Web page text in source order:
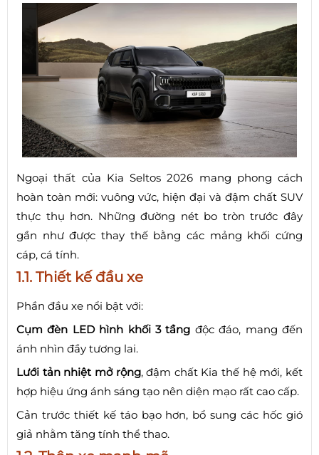
Ngoại thất của Kia Seltos 2026 mang phong cách
hoàn toàn mới: vuông vức, hiện đại và đậm chất SUV
thực thụ hơn. Những đường nét bo tròn trước đây
gần như được thay thế bằng các mảng khối cứng
cáp, cá tính.
1.1. Thiết kế đầu xe
Phần đầu xe nổi bật với:
Cụm đèn LED hình khối 3 tầng độc đáo, mang đến
ánh nhìn đầy tương lai.
Lưới tản nhiệt mở rộng, đậm chất Kia thế hệ mới, kết
hợp hiệu ứng ánh sáng tạo nên diện mạo rất cao cấp.
Cản trước thiết kế táo bạo hơn, bổ sung các hốc gió
giả nhằm tăng tính thể thao.